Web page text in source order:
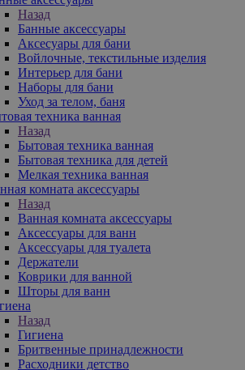
Назад
Банные аксессуары
Аксесуары для бани
Войлочные, текстильные изделия
Интерьер для бани
Наборы для бани
Уход за телом, баня
техника ванная
Назад
Бытовая техника ванная
Бытовая техника для детей
Мелкая техника ванная
комната аксессуары
Назад
Ванная комната аксессуары
Аксессуары для ванн
Аксессуары для туалета
Держатели
Коврики для ванной
Шторы для ванн
Назад
Гигиена
Бритвенные принадлежности
Расходники детство